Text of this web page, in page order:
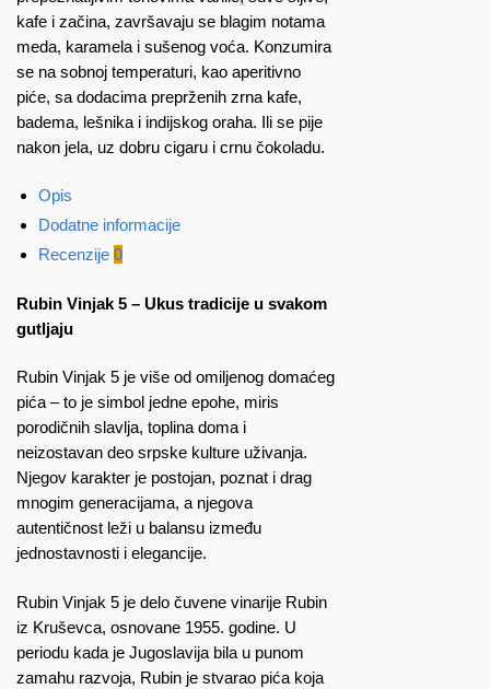
kafe i začina, završavaju se blagim notama
meda, karamela i sušenog voća. Konzumira
se na sobnoj temperaturi, kao aperitivno
piće, sa dodacima preprženih zrna kafe,
badema, lešnika i indijskog oraha. Ili se pije
nakon jela, uz dobru cigaru i crnu čokoladu.
Opis
Dodatne informacije
Recenzije 0
Rubin Vinjak 5 – Ukus tradicije u svakom
gutljaju
Rubin Vinjak 5 je više od omiljenog domaćeg
pića – to je simbol jedne epohe, miris
porodičnih slavlja, toplina doma i
neizostavan deo srpske kulture uživanja.
Njegov karakter je postojan, poznat i drag
mnogim generacijama, a njegova
autentičnost leži u balansu između
jednostavnosti i elegancije.
Rubin Vinjak 5 je delo čuvene vinarije Rubin
iz Kruševca, osnovane 1955. godine. U
periodu kada je Jugoslavija bila u punom
zamahu razvoja, Rubin je stvarao pića koja